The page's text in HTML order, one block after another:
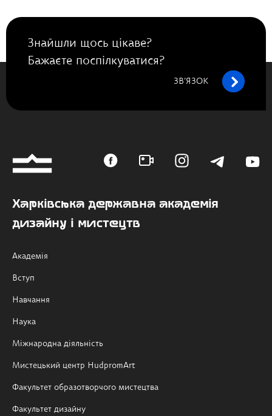
Знайшли щось цікаве?
Бажаєте поспілкуватися?
ЗВ’ЯЗОК
Харківська державна академія
дизайну і мистецтв
Академія
Вступ
Навчання
Наука
Міжнародна діяльність
Мистецький центр HudpromArt
Факультет образотворчого мистецтва
Факультет дизайну